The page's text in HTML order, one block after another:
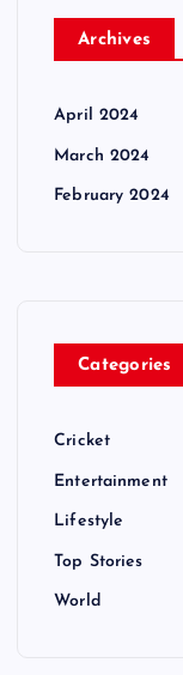
Archives
April 2024
March 2024
February 2024
Categories
Cricket
Entertainment
Lifestyle
Top Stories
World